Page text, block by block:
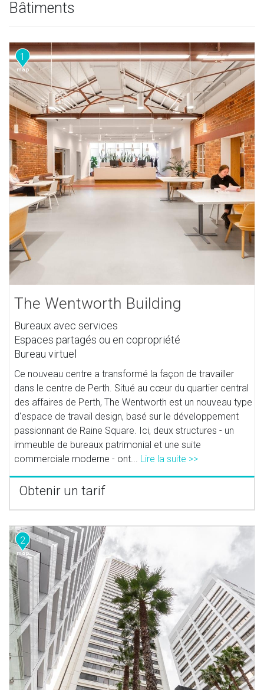
Bâtiments
1
The Wentworth Building
Bureaux avec services
Espaces partagés ou en copropriété
Bureau virtuel
Ce nouveau centre a transformé la façon de travailler
dans le centre de Perth. Situé au cœur du quartier central
des affaires de Perth, The Wentworth est un nouveau type
d'espace de travail design, basé sur le développement
passionnant de Raine Square. Ici, deux structures - un
immeuble de bureaux patrimonial et une suite
commerciale moderne - ont... Lire la suite >>
Obtenir un tarif
2